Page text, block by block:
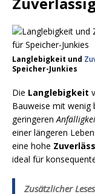
Langlebigkeit und
Speicher-Junkies
Die Langlebigkeit
Bauweise mit wenig
geringeren
einer längeren
eine hohe
ideal für
Zusätzlicher